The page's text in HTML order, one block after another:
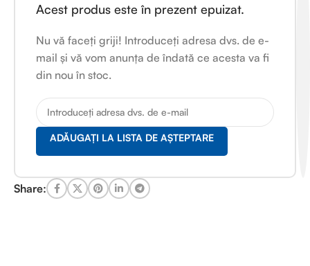
Acest produs este în prezent epuizat.
Nu vă faceți griji! Introduceți adresa dvs. de e-
mail și vă vom anunța de îndată ce acesta va fi
din nou în stoc.
ADĂUGAȚI LA LISTA DE AȘTEPTARE
Share: